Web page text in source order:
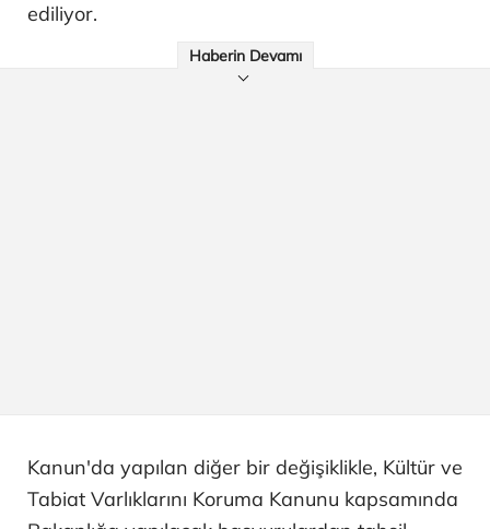
ediliyor.
Haberin Devamı
Kanun'da yapılan diğer bir değişiklikle, Kültür ve
Tabiat Varlıklarını Koruma Kanunu kapsamında